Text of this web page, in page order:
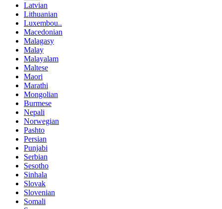
Latvian
Lithuanian
Luxembou..
Macedonian
Malagasy
Malay
Malayalam
Maltese
Maori
Marathi
Mongolian
Burmese
Nepali
Norwegian
Pashto
Persian
Punjabi
Serbian
Sesotho
Sinhala
Slovak
Slovenian
Somali